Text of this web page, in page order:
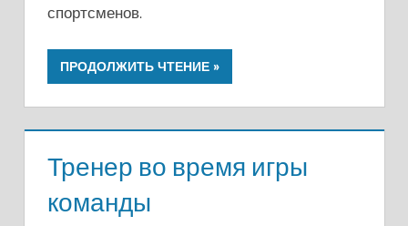
спортсменов.
ПРОДОЛЖИТЬ ЧТЕНИЕ
Тренер во время игры
команды